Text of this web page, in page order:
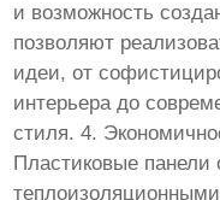
и возможность
позволяют
идеи, от
интерьера до
стиля. 4.
Пластиковые